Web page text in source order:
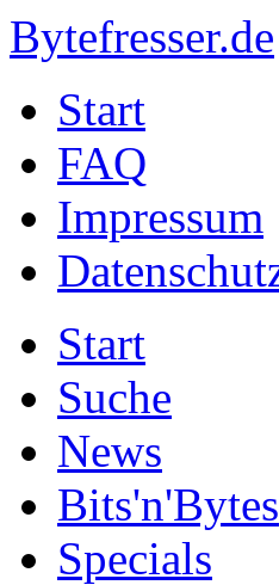
Bytefresser.de
Start
FAQ
Impressum
Start
Suche
News
Bits'n'Bytes
Specials